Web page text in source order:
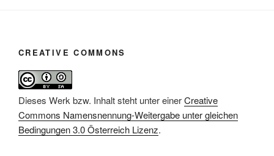
CREATIVE COMMONS
Dieses Werk bzw. Inhalt steht unter einerCreative
Commons Namensnennung-Weitergabe unter gleichen
Bedingungen 3.0 Österreich Lizenz.